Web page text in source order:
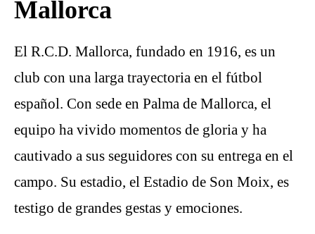
Mallorca
El R.C.D. Mallorca, fundado en 1916, es un
club con una larga trayectoria en el fútbol
español. Con sede en Palma de Mallorca, el
equipo ha vivido momentos de gloria y ha
cautivado a sus seguidores con su entrega en el
campo. Su estadio, el Estadio de Son Moix, es
testigo de grandes gestas y emociones.